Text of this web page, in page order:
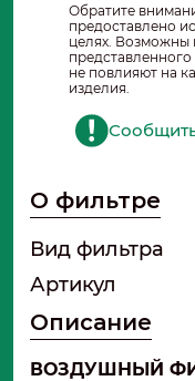
Обратите
предоставлено
целях. Возможны
не повлияют на
изделия.
О фильтре
Вид фильтра
Артикул
Описание
ВОЗДУШНЫЙ